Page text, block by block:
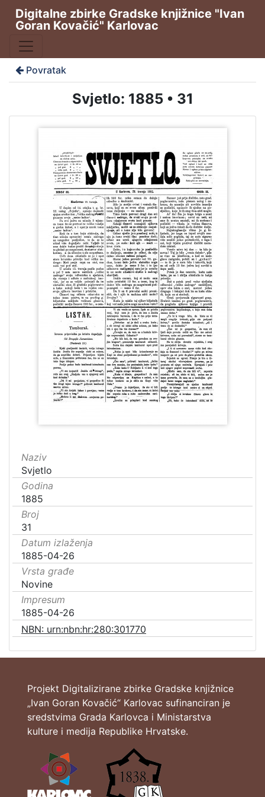
Digitalne zbirke Gradske knjižnice "Ivan
Goran Kovačić" Karlovac
Povratak
Svjetlo: 1885 • 31
Naziv
Svjetlo
Godina
1885
Broj
31
Datum izlaženja
1885-04-26
Vrsta građe
Novine
Impresum
1885-04-26
NBN: urn:nbn:hr:280:301770
Projekt Digitalizirane zbirke Gradske knjižnice
„Ivan Goran Kovačić“ Karlovac sufinanciran je
sredstvima Grada Karlovca i Ministarstva
kulture i medija Republike Hrvatske.